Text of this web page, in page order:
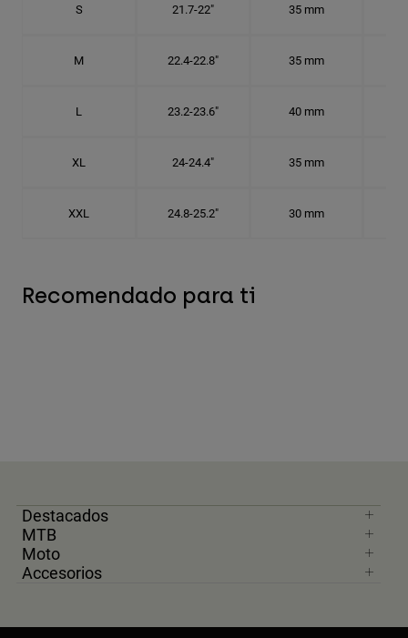
S 21.7-22" 35 mm
M 22.4-22.8" 35 mm
L 23.2-23.6" 40 mm
XL 24-24.4" 35 mm
XXL 24.8-25.2" 30 mm
Recomendado para ti
Destacados
MTB
Moto
Accesorios